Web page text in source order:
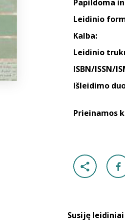
Papildoma
Leidinio
Kalba:
Leidinio
ISBN/ISSN/
Išleidimo
Prieinamos
Susiję leidiniai